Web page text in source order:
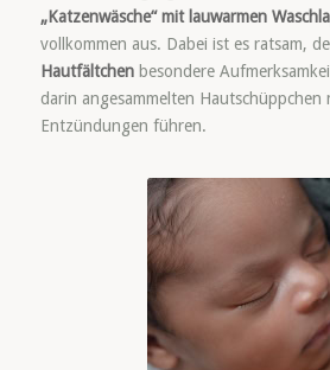
„Katzenwäsche“ mit lauwarmen
vollkommen aus. Dabei ist es ratsam,
Hautfältchenbesondere
darin angesammelten Hautschüppchen
Entzündungen führen.